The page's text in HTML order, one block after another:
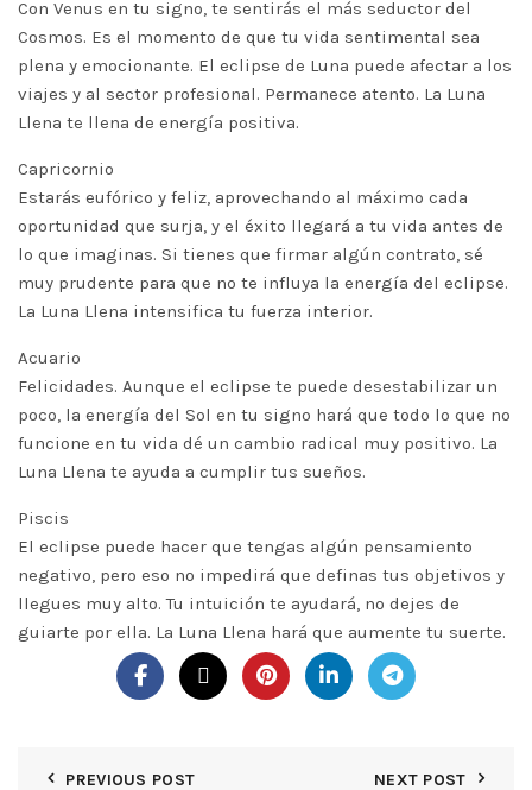
Con Venus en tu signo, te sentirás el más seductor del
Cosmos. Es el momento de que tu vida sentimental sea
plena y emocionante. El eclipse de Luna puede afectar a los
viajes y al sector profesional. Permanece atento. La Luna
Llena te llena de energía positiva.
Capricornio
Estarás eufórico y feliz, aprovechando al máximo cada
oportunidad que surja, y el éxito llegará a tu vida antes de
lo que imaginas. Si tienes que firmar algún contrato, sé
muy prudente para que no te influya la energía del eclipse.
La Luna Llena intensifica tu fuerza interior.
Acuario
Felicidades. Aunque el eclipse te puede desestabilizar un
poco, la energía del Sol en tu signo hará que todo lo que no
funcione en tu vida dé un cambio radical muy positivo. La
Luna Llena te ayuda a cumplir tus sueños.
Piscis
El eclipse puede hacer que tengas algún pensamiento
negativo, pero eso no impedirá que definas tus objetivos y
llegues muy alto. Tu intuición te ayudará, no dejes de
guiarte por ella. La Luna Llena hará que aumente tu suerte.
PREVIOUS POST NEXT POST